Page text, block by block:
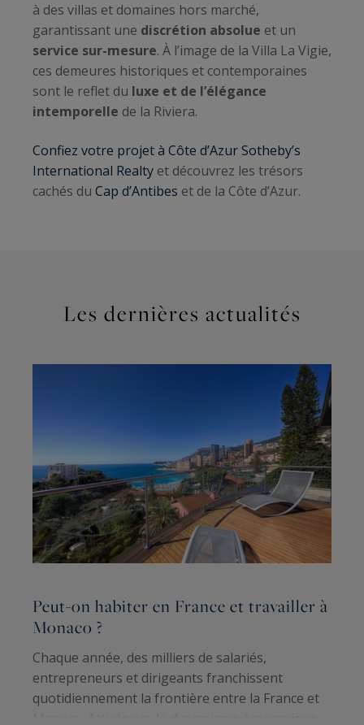
à des villas et domaines hors marché,
garantissant une discrétion absolue et un
service sur-mesure. À l’image de la Villa La Vigie,
ces demeures historiques et contemporaines
sont le reflet du luxe et de l’élégance
intemporelle de la Riviera.
Confiez votre projet à Côte d’Azur Sotheby’s
International Realty et découvrez les trésors
cachés du Cap d’Antibes et de la Côte d’Azur.
Les dernières actualités
Peut-on habiter en France et travailler à
Monaco ?
Chaque année, des milliers de salariés,
entrepreneurs et dirigeants franchissent
quotidiennement la frontière entre la France et